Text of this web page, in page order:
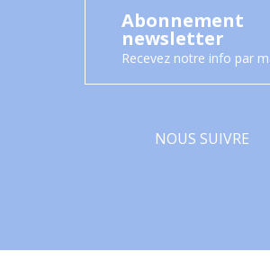
Abonnement
newsletter
Recevez notre info par
NOUS SUIVRE